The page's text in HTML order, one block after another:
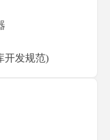
开发规范)